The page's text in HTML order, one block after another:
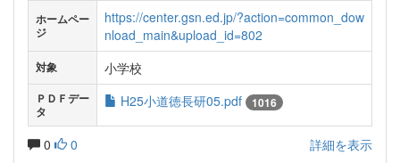
ホームペー
ジ
https://center.gsn.ed.jp/?action=common_dow
nload_main&upload_id=802
対象 小学校
ＰＤＦデー
タ
H25小道徳長研05.pdf 1016
0 0 詳細を表示